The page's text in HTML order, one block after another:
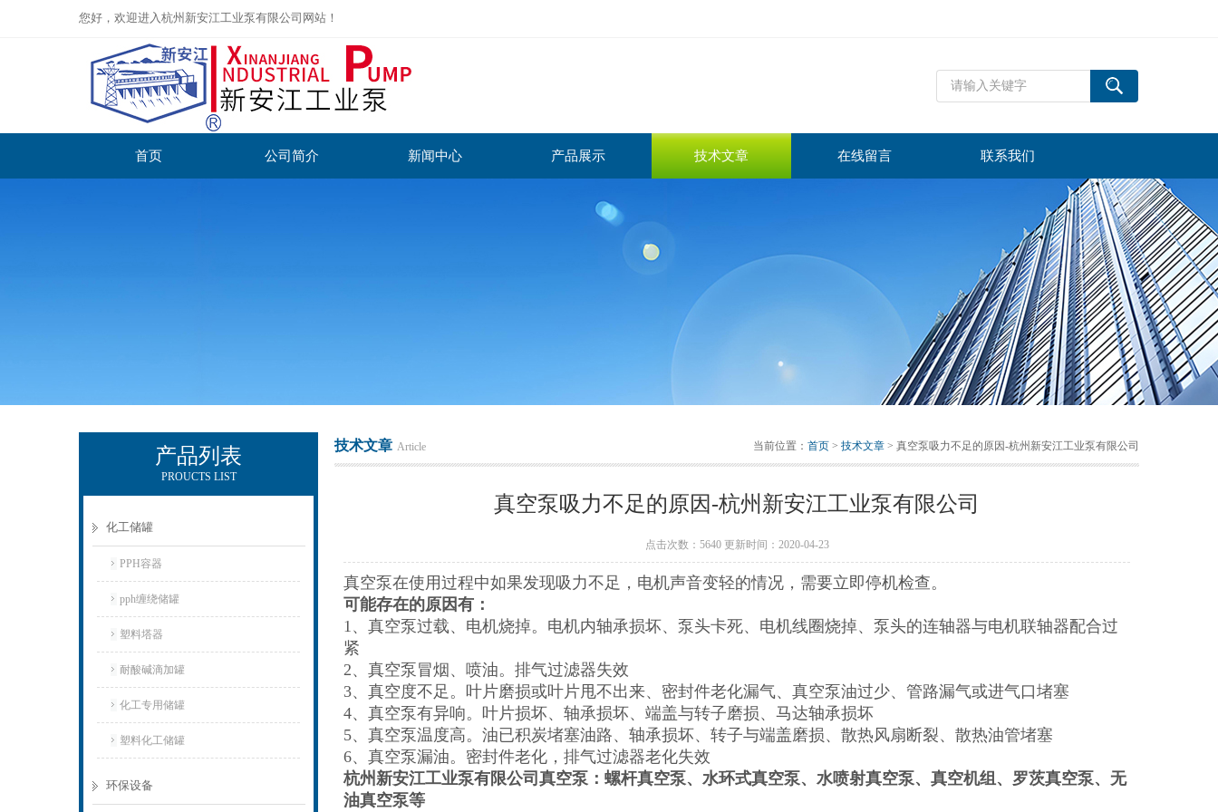
您好，欢迎进入杭州新安江工业泵有限公司网站！
首页 公司简介 新闻中心 产品展示 技术文章 在线留言 联系我们
产品列表
PROUCTS LIST
化工储罐
PPH容器
pph缠绕储罐
塑料塔器
耐酸碱滴加罐
化工专用储罐
塑料化工储罐
环保设备
技术文章 Article 当前位置： 首页 > 技术文章 > 真空泵吸力不足的原因-杭州新安江工业泵有限公司
真空泵吸力不足的原因-杭州新安江工业泵有限公司
点击次数：5640 更新时间：2020-04-23
真空泵在使用过程中如果发现吸力不足，电机声音变轻的情况，需要立即停机检查。
可能存在的原因有：
1、真空泵过载、电机烧掉。电机内轴承损坏、泵头卡死、电机线圈烧掉、泵头的连轴器与电机联轴器配合过
紧
2、真空泵冒烟、喷油。排气过滤器失效
3、真空度不足。叶片磨损或叶片甩不出来、密封件老化漏气、真空泵油过少、管路漏气或进气口堵塞
4、真空泵有异响。叶片损坏、轴承损坏、端盖与转子磨损、马达轴承损坏
5、真空泵温度高。油已积炭堵塞油路、轴承损坏、转子与端盖磨损、散热风扇断裂、散热油管堵塞
6、真空泵漏油。密封件老化，排气过滤器老化失效
杭州新安江工业泵有限公司真空泵：螺杆真空泵、水环式真空泵、水喷射真空泵、真空机组、罗茨真空泵、无
油真空泵等